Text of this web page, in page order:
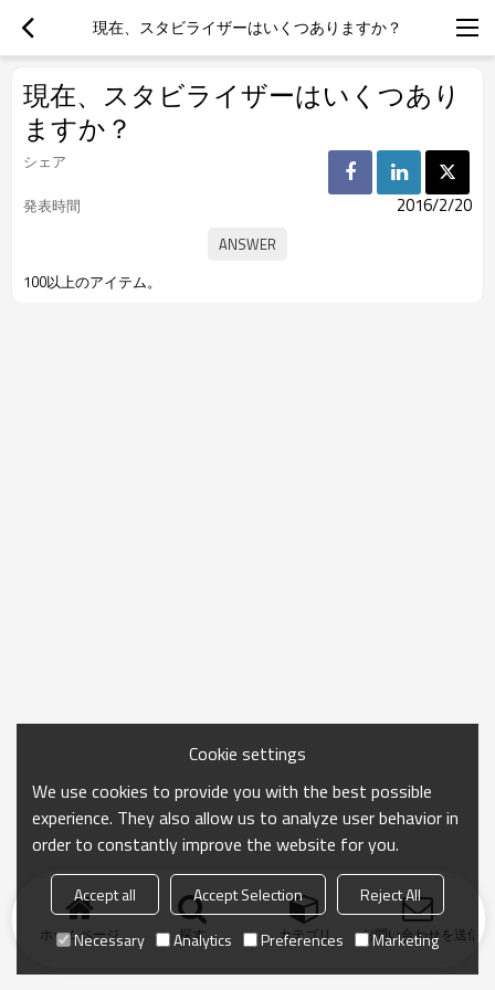
現在、スタビライザーはいくつありますか？
現在、スタビライザーはいくつあり
ますか？
シェア
発表時間
2016/2/20
100以上のアイテム。
ホームページ 探す カテゴリ お問い合わせを送信
Cookie settings
We use cookies to provide you with the best possible
experience. They also allow us to analyze user behavior in
order to constantly improve the website for you.
Accept all Accept Selection
Reject All
Necessary
Analytics Preferences Marketing